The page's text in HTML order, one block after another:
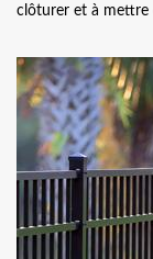
clôturer et à mettre